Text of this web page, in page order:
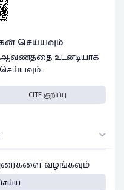
செய்யவும்
ஆவணத்தை உடனடியாக
CITE குறிப்பு
வழங்கவும்